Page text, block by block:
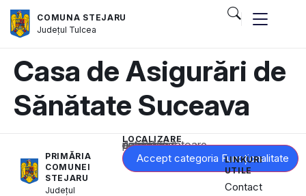
COMUNA STEJARU
Județul Tulcea
Casa de Asigurări de
Sănătate Suceava
PRIMĂRIA
COMUNEI
STEJARU
Județul
LOCALIZARE
Acest conținut este blocat până când acceptați categoria corespunzătoare de cookie-uri.
Accept categoria Funcționalitate
LINKURI
UTILE
Contact